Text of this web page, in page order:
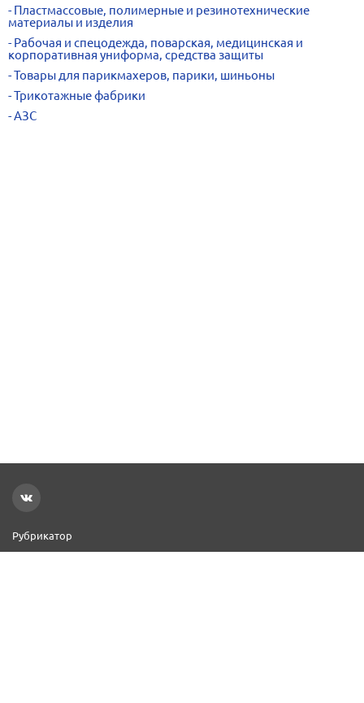
Пластмассовые, полимерные и резинотехнические
материалы и изделия
Рабочая и спецодежда, поварская, медицинская и
корпоративная униформа, средства защиты
Товары для парикмахеров, парики, шиньоны
Трикотажные фабрики
АЗС
Рубрикатор